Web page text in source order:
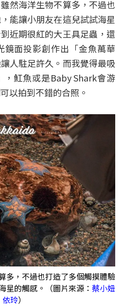
然海洋生物不算多，不過也
能讓小朋友在這兒試試海星
近期很紅的大王具足蟲，還
鏡面投影創作出「金魚萬華
人駐足許久。而我覺得最吸
，魟魚或是Baby Shark會游
以拍到不錯的合照。
多，不過也打造了多個觸摸體驗
星的觸感。（圖片來源： 蔡小妞
依玲）